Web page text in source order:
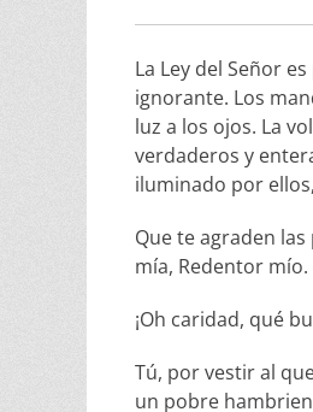
La Ley del Señor
ignorante. Los
luz a los ojos. La
verdaderos y
iluminado por
Que te agraden
mía, Redentor mío.
¡Oh caridad, qué
Tú, por vestir al
un pobre